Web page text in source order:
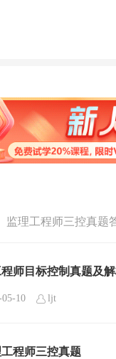
监理工程师三控真题
师目标控制真题及
05-10 ljt
程师三控真题